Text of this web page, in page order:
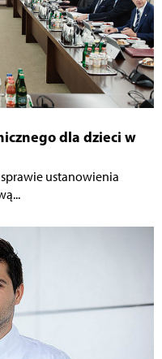
dla dzieci w
ustanowienia